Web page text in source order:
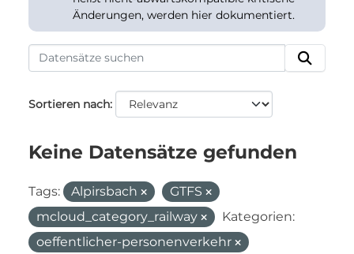
Änderungen, werden hier dokumentiert.
Sortieren nach
Keine Datensätze gefunden
Tags: Alpirsbach
GTFS
mcloud_category_railway
Kategorien:
oeffentlicher-personenverkehr